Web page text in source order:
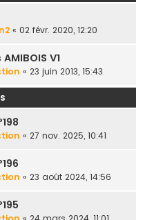
« 02 févr. 2020, 12:20
V1
« 23 juin 2013, 15:43
« 27 nov. 2025, 10:41
« 23 août 2024, 14:56